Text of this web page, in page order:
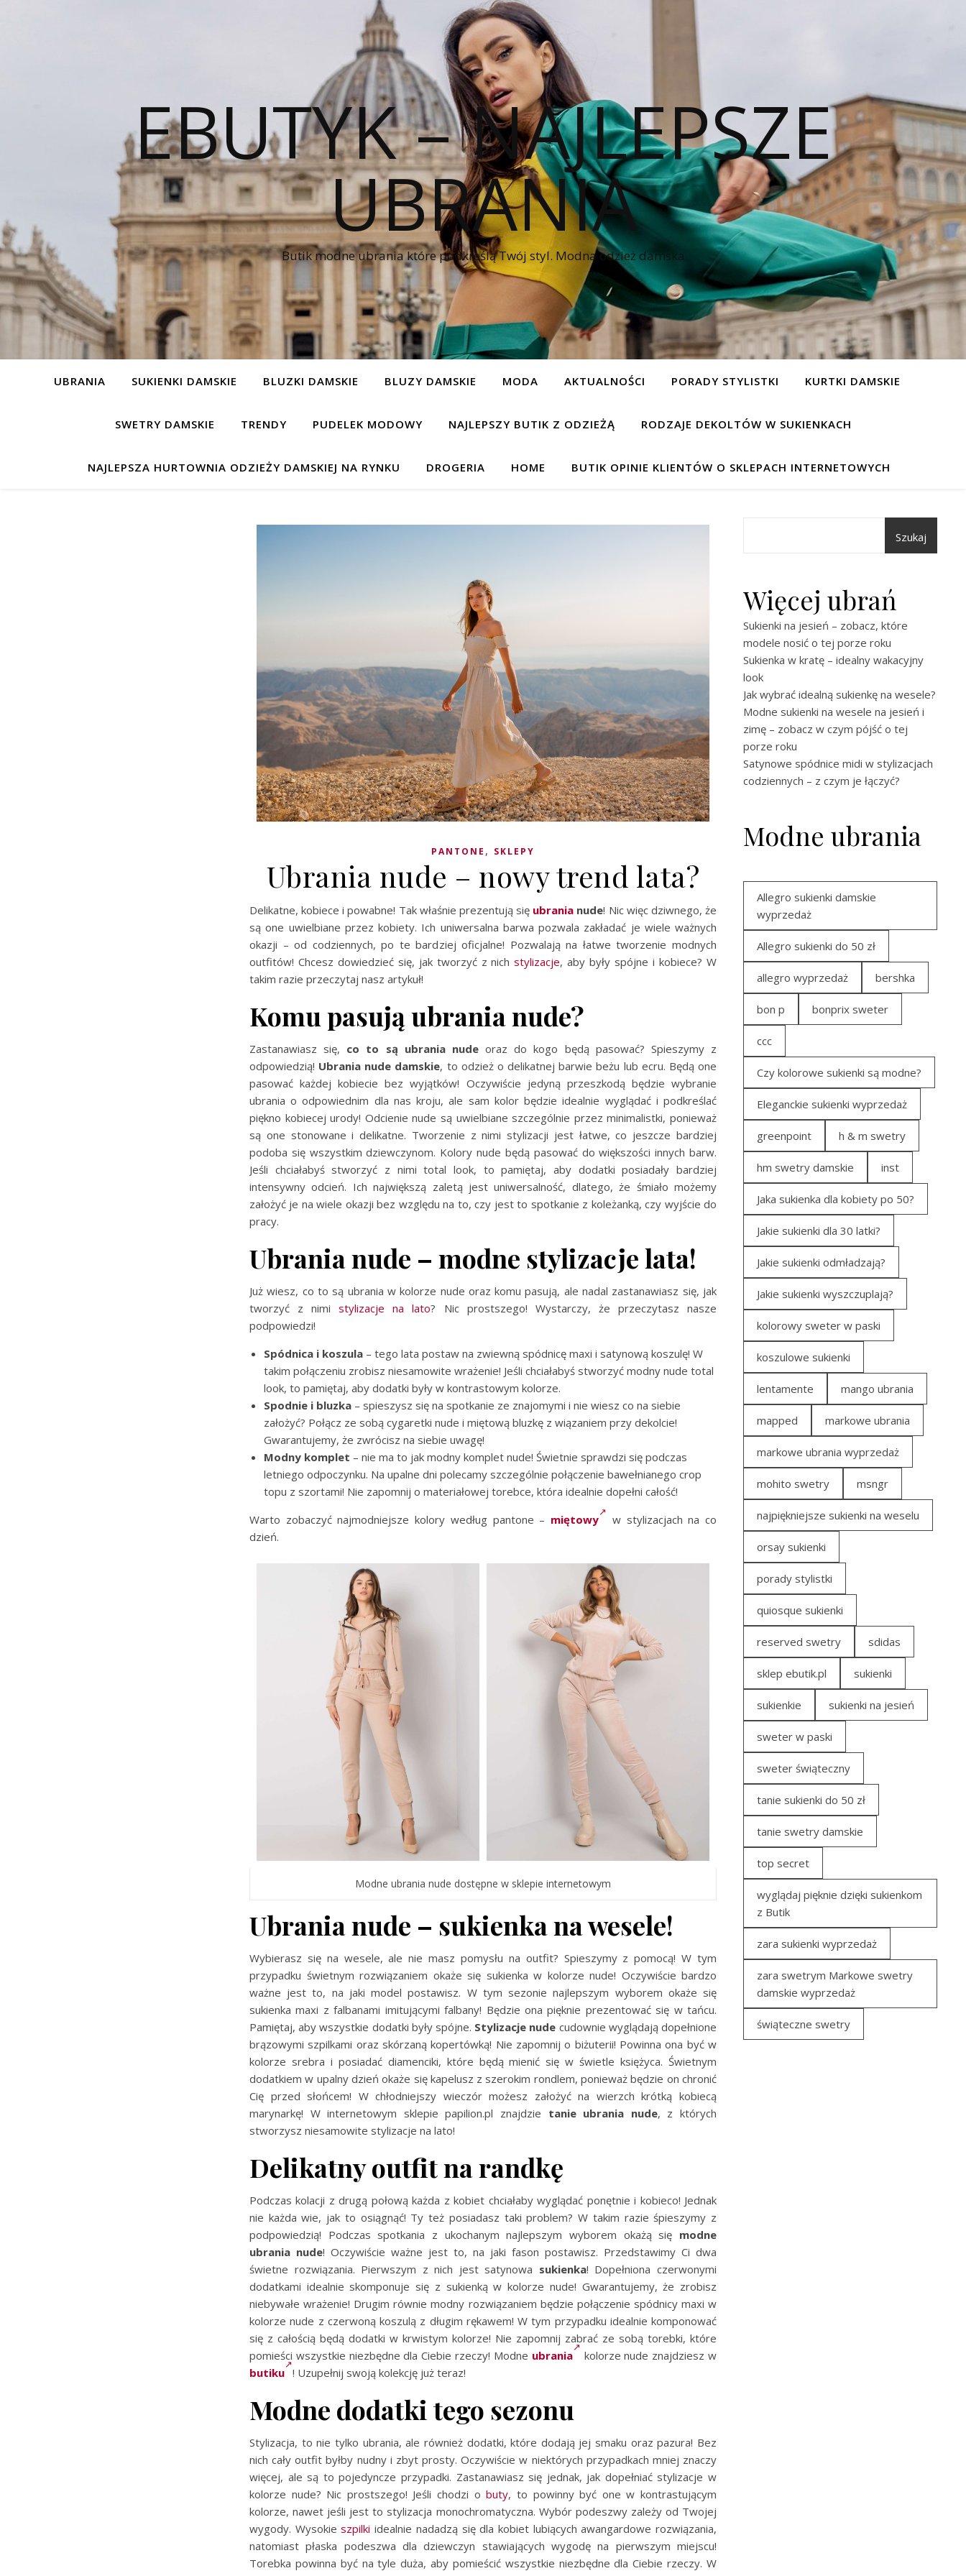
EBUTYK – NAJLEPSZE
UBRANIA
Butik modne ubrania które podkreślą Twój styl. Modna odzież damska
UBRANIA SUKIENKI DAMSKIE BLUZKI DAMSKIE BLUZY DAMSKIE MODA AKTUALNOŚCI PORADY STYLISTKI KURTKI DAMSKIE
SWETRY DAMSKIE TRENDY PUDELEK MODOWY NAJLEPSZY BUTIK Z ODZIEŻĄ RODZAJE DEKOLTÓW W SUKIENKACH
NAJLEPSZA HURTOWNIA ODZIEŻY DAMSKIEJ NA RYNKU DROGERIA HOME BUTIK OPINIE KLIENTÓW O SKLEPACH INTERNETOWYCH
PANTONE , SKLEPY
Ubrania nude – nowy trend lata?
Delikatne, kobiece i powabne! Tak właśnie prezentują się ubrania nude! Nic więc dziwnego, że
są one uwielbiane przez kobiety. Ich uniwersalna barwa pozwala zakładać je wiele ważnych
okazji – od codziennych, po te bardziej oficjalne! Pozwalają na łatwe tworzenie modnych
outfitów! Chcesz dowiedzieć się, jak tworzyć z nichstylizacje, aby były spójne i kobiece? W
takim razie przeczytaj nasz artykuł!
Komu pasują ubrania nude?
Zastanawiasz się, co to są ubrania nudeoraz do kogo będą pasować? Spieszymy z
odpowiedzią! Ubrania nude damskie, to odzież o delikatnej barwie beżu lub ecru. Będą one
pasować każdej kobiecie bez wyjątków! Oczywiście jedyną przeszkodą będzie wybranie
ubrania o odpowiednim dla nas kroju, ale sam kolor będzie idealnie wyglądać i podkreślać
piękno kobiecej urody! Odcienie nude są uwielbiane szczególnie przez minimalistki, ponieważ
są one stonowane i delikatne. Tworzenie z nimi stylizacji jest łatwe, co jeszcze bardziej
podoba się wszystkim dziewczynom. Kolory nude będą pasować do większości innych barw.
Jeśli chciałabyś stworzyć z nimi total look, to pamiętaj, aby dodatki posiadały bardziej
intensywny odcień. Ich największą zaletą jest uniwersalność, dlatego, że śmiało możemy
założyć je na wiele okazji bez względu na to, czy jest to spotkanie z koleżanką, czy wyjście do
pracy.
Ubrania nude – modne stylizacje lata!
Już wiesz, co to są ubrania w kolorze nude oraz komu pasują, ale nadal zastanawiasz się, jak
tworzyć z nimistylizacje na lato? Nic prostszego! Wystarczy, że przeczytasz nasze
podpowiedzi!
Spódnica i koszula – tego lata postaw na zwiewną spódnicę maxi i satynową koszulę! W
takim połączeniu zrobisz niesamowite wrażenie! Jeśli chciałabyś stworzyć modny nude total
look, to pamiętaj, aby dodatki były w kontrastowym kolorze.
Spodnie i bluzka – spieszysz się na spotkanie ze znajomymi i nie wiesz co na siebie
założyć? Połącz ze sobą cygaretki nude i miętową bluzkę z wiązaniem przy dekolcie!
Gwarantujemy, że zwrócisz na siebie uwagę!
Modny komplet – nie ma to jak modny komplet nude! Świetnie sprawdzi się podczas
letniego odpoczynku. Na upalne dni polecamy szczególnie połączenie bawełnianego crop
topu z szortami! Nie zapomnij o materiałowej torebce, która idealnie dopełni całość!
Warto zobaczyć najmodniejsze kolory według pantone – miętowy
w stylizacjach na co
dzień.
Modne ubrania nude dostępne w sklepie internetowym
Ubrania nude – sukienka na wesele!
Wybierasz się na wesele, ale nie masz pomysłu na outfit? Spieszymy z pomocą! W tym
przypadku świetnym rozwiązaniem okaże się sukienka w kolorze nude! Oczywiście bardzo
ważne jest to, na jaki model postawisz. W tym sezonie najlepszym wyborem okaże się
sukienka maxi z falbanami imitującymi falbany! Będzie ona pięknie prezentować się w tańcu.
Pamiętaj, aby wszystkie dodatki były spójne. Stylizacje nude cudownie wyglądają dopełnione
brązowymi szpilkami oraz skórzaną kopertówką! Nie zapomnij o biżuterii! Powinna ona być w
kolorze srebra i posiadać diamenciki, które będą mienić się w świetle księżyca. Świetnym
dodatkiem w upalny dzień okaże się kapelusz z szerokim rondlem, ponieważ będzie on chronić
Cię przed słońcem! W chłodniejszy wieczór możesz założyć na wierzch krótką kobiecą
marynarkę! W internetowym sklepie papilion.pl znajdzie tanie ubrania nude, z których
stworzysz niesamowite stylizacje na lato!
Delikatny outfit na randkę
Podczas kolacji z drugą połową każda z kobiet chciałaby wyglądać ponętnie i kobieco! Jednak
nie każda wie, jak to osiągnąć! Ty też posiadasz taki problem? W takim razie śpieszymy z
podpowiedzią! Podczas spotkania z ukochanym najlepszym wyborem okażą się modne
ubrania nude! Oczywiście ważne jest to, na jaki fason postawisz. Przedstawimy Ci dwa
świetne rozwiązania. Pierwszym z nich jest satynowa sukienka! Dopełniona czerwonymi
dodatkami idealnie skomponuje się z sukienką w kolorze nude! Gwarantujemy, że zrobisz
niebywałe wrażenie! Drugim równie modny rozwiązaniem będzie połączenie spódnicy maxi w
kolorze nude z czerwoną koszulą z długim rękawem! W tym przypadku idealnie komponować
się z całością będą dodatki w krwistym kolorze! Nie zapomnij zabrać ze sobą torebki, które
pomieści wszystkie niezbędne dla Ciebie rzeczy! Modne ubrania
kolorze nude znajdziesz w
butiku ! Uzupełnij swoją kolekcję już teraz!
Modne dodatki tego sezonu
Stylizacja, to nie tylko ubrania, ale również dodatki, które dodają jej smaku oraz pazura! Bez
nich cały outfit byłby nudny i zbyt prosty. Oczywiście w niektórych przypadkach mniej znaczy
więcej, ale są to pojedyncze przypadki. Zastanawiasz się jednak, jak dopełniać stylizacje w
kolorze nude? Nic prostszego! Jeśli chodzi obuty, to powinny być one w kontrastującym
kolorze, nawet jeśli jest to stylizacja monochromatyczna. Wybór podeszwy zależy od Twojej
wygody. Wysokieszpilki idealnie nadadzą się dla kobiet lubiących awangardowe rozwiązania,
natomiast płaska podeszwa dla dziewczyn stawiających wygodę na pierwszym miejscu!
Torebka powinna być na tyle duża, aby pomieścić wszystkie niezbędne dla Ciebie rzeczy. W
Szukaj
Więcej ubrań
Sukienki na jesień – zobacz, które
modele nosić o tej porze roku
Sukienka w kratę – idealny wakacyjny
look
Jak wybrać idealną sukienkę na wesele?
Modne sukienki na wesele na jesień i
zimę – zobacz w czym pójść o tej
porze roku
Satynowe spódnice midi w stylizacjach
codziennych – z czym je łączyć?
Modne ubrania
Allegro sukienki damskie
wyprzedaż
Allegro sukienki do 50 zł
allegro wyprzedaż bershka
bon p bonprix sweter
ccc
Czy kolorowe sukienki są modne?
Eleganckie sukienki wyprzedaż
greenpoint h & m swetry
hm swetry damskie inst
Jaka sukienka dla kobiety po 50?
Jakie sukienki dla 30 latki?
Jakie sukienki odmładzają?
Jakie sukienki wyszczuplają?
kolorowy sweter w paski
koszulowe sukienki
lentamente mango ubrania
mapped markowe ubrania
markowe ubrania wyprzedaż
mohito swetry msngr
najpiękniejsze sukienki na weselu
orsay sukienki
porady stylistki
quiosque sukienki
reserved swetry sdidas
sklep ebutik.pl sukienki
sukienkie sukienki na jesień
sweter w paski
sweter świąteczny
tanie sukienki do 50 zł
tanie swetry damskie
top secret
wyglądaj pięknie dzięki sukienkom
z Butik
zara sukienki wyprzedaż
zara swetrym Markowe swetry
damskie wyprzedaż
świąteczne swetry